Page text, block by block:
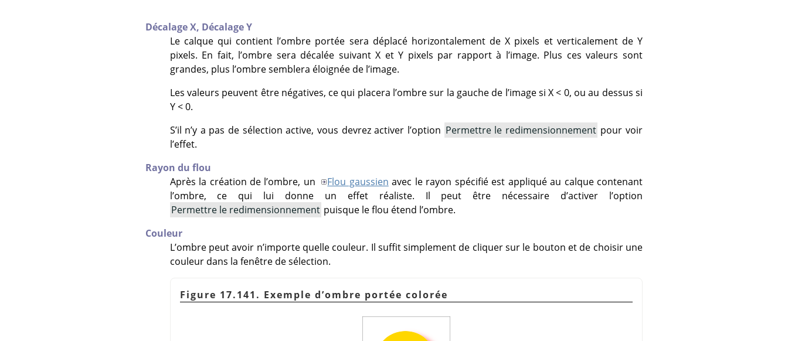
Décalage X, Décalage Y
Le calque qui contient l’ombre portée sera déplacé horizontalement de X pixels et verticalement de Y
pixels. En fait, l’ombre sera décalée suivant X et Y pixels par rapport à l’image. Plus ces valeurs sont
grandes, plus l’ombre semblera éloignée de l’image.
Les valeurs peuvent être négatives, ce qui placera l’ombre sur la gauche de l’image si X < 0, ou au dessus si
Y < 0.
S’il n’y a pas de sélection active, vous devrez activer l’option Permettre le redimensionnement pour voir
l’effet.
Rayon du flou
Après la création de l’ombre, un
Flou gaussien avec le rayon spécifié est appliqué au calque contenant
l’ombre, ce qui lui donne un effet réaliste. Il peut être nécessaire d’activer l’option
Permettre le redimensionnement puisque le flou étend l’ombre.
Couleur
L’ombre peut avoir n’importe quelle couleur. Il suffit simplement de cliquer sur le bouton et de choisir une
couleur dans la fenêtre de sélection.
Figure 17.141. Exemple d’ombre portée colorée